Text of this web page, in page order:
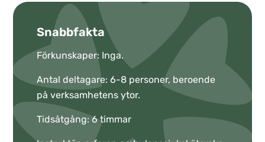
Snabbfakta
Förkunskaper: Inga.
Antal deltagare: 6-8 personer, beroende
på verksamhetens ytor.
Tidsåtgång: 6 timmar